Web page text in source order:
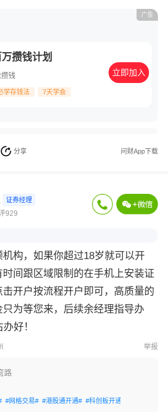
攒钱计划
钱
学存钱法 7天学会
立即加入
广告
分享 问财App下载
证券经理
929
构，如果你超过18岁就可以开
间跟区域限制的在手机上安装证
开户按流程开户即可，高质量的
为等您来，后续余经理指导办
好！
举报
路
#网格交易# #港股通开通# #科创板开通#